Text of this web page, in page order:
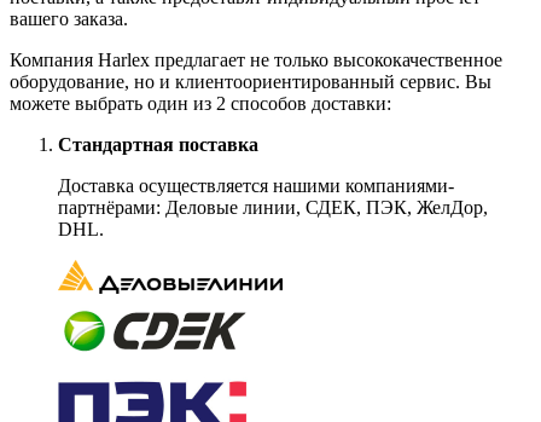
вашего заказа.
Компания Harlex предлагает не только высококачественное
оборудование, но и клиентоориентированный сервис. Вы
можете выбрать один из 2 способов доставки:
Стандартная поставка
Доставка осуществляется нашими компаниями-
партнёрами: Деловые линии, СДЕК, ПЭК, ЖелДор,
DHL.